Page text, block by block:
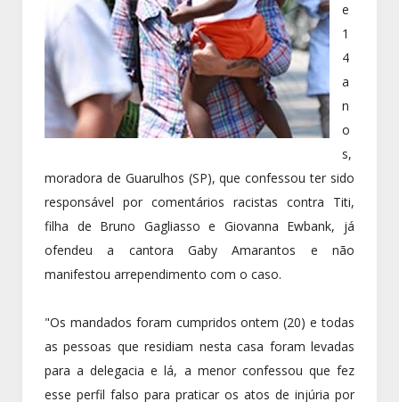
e
1
4
a
n
o
s,
moradora de Guarulhos (SP), que confessou ter sido
responsável por comentários racistas contra Titi,
filha de Bruno Gagliasso e Giovanna Ewbank, já
ofendeu a cantora Gaby Amarantos e não
manifestou arrependimento com o caso.
"Os mandados foram cumpridos ontem (20) e todas
as pessoas que residiam nesta casa foram levadas
para a delegacia e lá, a menor confessou que fez
esse perfil falso para praticar os atos de injúria por